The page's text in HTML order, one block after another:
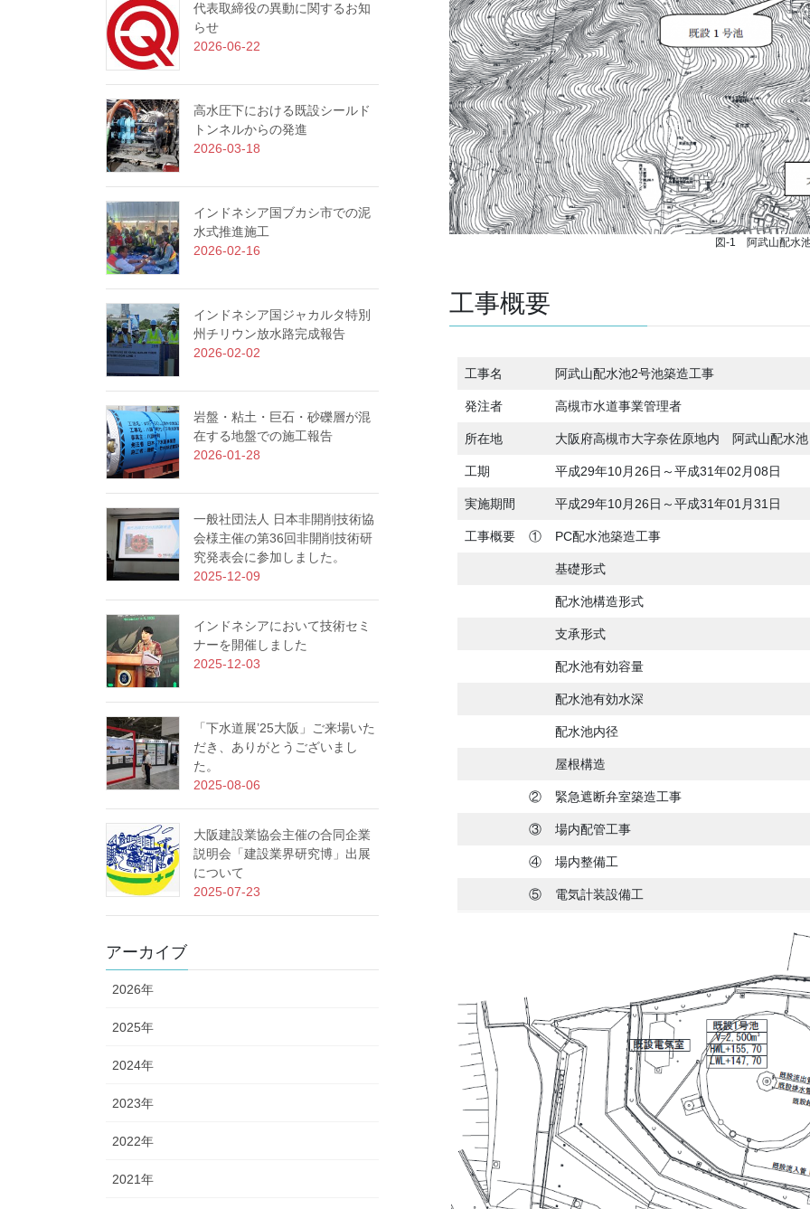
図-1 阿武山配水
工事概要
工事名 阿武山配水池2号池築造工事
発注者 高槻市水道事業管理者
所在地 大阪府高槻市大字奈佐原地内 阿武山配水池
工期 平成29年10月26日～平成31年02月08日
実施期間 平成29年10月26日～平成31年01月31日
工事概要 ① PC配水池築造工事
基礎形式
配水池構造形式
支承形式
配水池有効容量
配水池有効水深
配水池内径
屋根構造
② 緊急遮断弁室築造工事
③ 場内配管工事
④ 場内整備工
⑤ 電気計装設備工
代表取締役の異動に関するお知
らせ
2026-06-22
高水圧下における既設シールド
トンネルからの発進
2026-03-18
インドネシア国ブカシ市での泥
水式推進施工
2026-02-16
インドネシア国ジャカルタ特別
州チリウン放水路完成報告
2026-02-02
岩盤・粘土・巨石・砂礫層が混
在する地盤での施工報告
2026-01-28
一般社団法人 日本非開削技術協
会様主催の第36回非開削技術研
究発表会に参加しました。
2025-12-09
インドネシアにおいて技術セミ
ナーを開催しました
2025-12-03
「下水道展’25大阪」ご来場いた
だき、ありがとうございまし
た。
2025-08-06
大阪建設業協会主催の合同企業
説明会「建設業界研究博」出展
について
2025-07-23
アーカイブ
2026年
2025年
2024年
2023年
2022年
2021年